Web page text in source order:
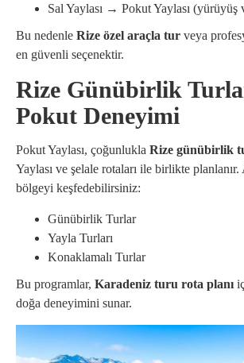
Sal Yaylası → Pokut Yaylası (yürüyüş
Bu nedenle Rize özel araçla tur veya
en güvenli seçenektir.
Rize Günübirlik
Pokut Deneyimi
Pokut Yaylası, çoğunlukla Rize günübirlik
Yaylası ve şelale rotaları ile birlikte
bölgeyi keşfedebilirsiniz:
Günübirlik Turlar
Yayla Turları
Konaklamalı Turlar
Bu programlar, Karadeniz turu rota planı
doğa deneyimini sunar.